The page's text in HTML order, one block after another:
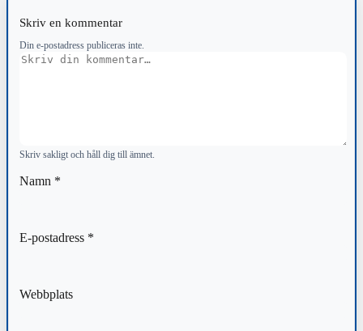
Skriv en kommentar
Din e-postadress publiceras inte.
Kommentar
Skriv sakligt och håll dig till ämnet.
Namn *
E-postadress *
Webbplats